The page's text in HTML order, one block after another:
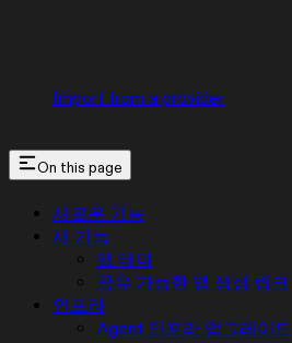
Import from a provider
On this page
새로운 기능
새 기능
앱 테마
공유 가능한 앱 생성 링크
인프라
Agent 인프라 업그레이드